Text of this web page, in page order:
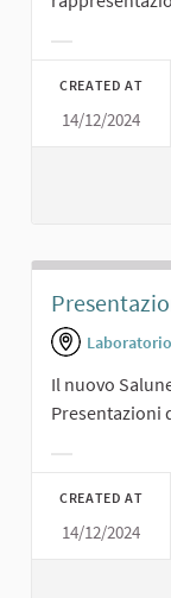
CREATED AT
14/12/2024
Il nuovo
Presentazioni
CREATED AT
14/12/2024